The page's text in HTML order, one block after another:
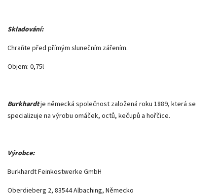
Skladování:
Chraňte před přímým slunečním zářením.
Objem: 0,75l
Burkhardtje německá společnost založená roku 1889, která se
specializuje na výrobu omáček, octů, kečupů a hořčice.
Výrobce:
Burkhardt Feinkostwerke GmbH
Oberdieberg 2, 83544 Albaching, Německo